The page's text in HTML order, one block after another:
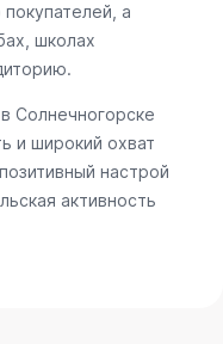
а
школах
Солнечногорске
и широкий охват
настрой
активность